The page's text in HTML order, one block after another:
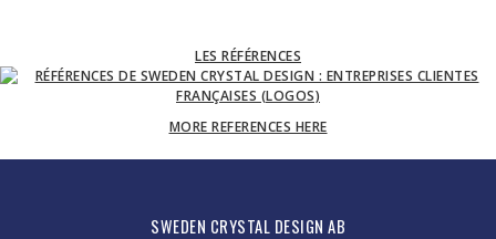
LES RÉFÉRENCES
MORE REFERENCES HERE
SWEDEN CRYSTAL DESIGN AB